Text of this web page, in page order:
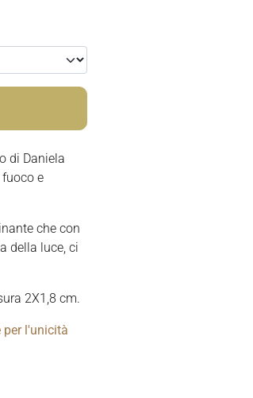
di Daniela
e
che con
della luce, ci
2X1,8 cm.
per l'unicità